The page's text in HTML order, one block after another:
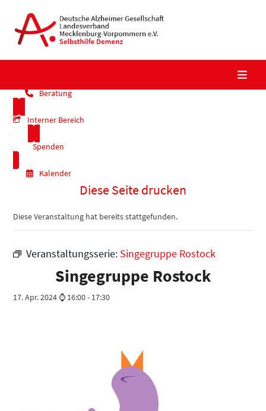
content
Beratung
Interner Bereich
Spenden
Kalender
Diese Seite drucken
Diese Veranstaltung hat bereits stattgefunden.
Veranstaltungsserie: Singegruppe Rostock
Singegruppe Rostock
17. Apr. 2024 ⌚ 16:00- 17:30